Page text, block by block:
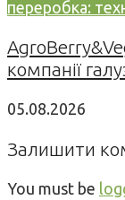
переробка:
компанії
05.08.2026
Залишити
You must be